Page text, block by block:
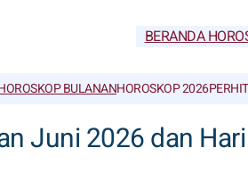
BERANDA
BULANANHOROSKOP 2026
Juni 2026 dan